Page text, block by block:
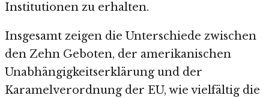
Institutionen zu erhalten.
Insgesamt zeigen die Unterschiede zwischen
den Zehn Geboten, der amerikanischen
Unabhängigkeitserklärung und der
Karamelverordnung der EU, wie vielfältig die